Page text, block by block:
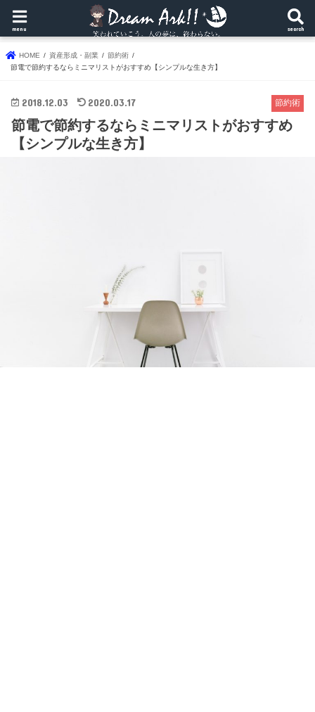
search
menu
HOME 資産形成・副業
節約術
節電で節約するならミニマリストがおすすめ【シンプルな生き方】
節約術
2018.12.03 2020.03.17
節電で節約するならミニマリストがおすすめ
【シンプルな生き方】